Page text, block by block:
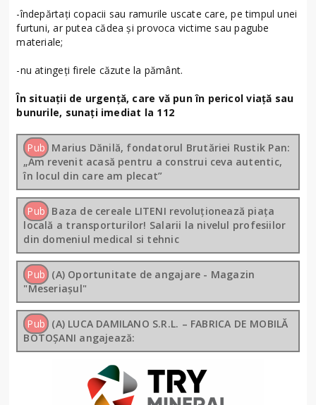
-îndepărtați copacii sau ramurile uscate care, pe timpul unei
furtuni, ar putea cădea şi provoca victime sau pagube
materiale;
-nu atingeți firele căzute la pământ.
În situații de urgență, care vă pun în pericol viață sau
bunurile, sunați imediat la 112
Pub Marius Dănilă, fondatorul Brutăriei Rustik Pan:
„Am revenit acasă pentru a construi ceva autentic,
în locul din care am plecat”
Pub Baza de cereale LITENI revoluționează piața
locală a transporturilor! Salarii la nivelul profesiilor
din domeniul medical si tehnic
Pub (A) Oportunitate de angajare - Magazin
"Meseriașul"
Pub (A) LUCA DAMILANO S.R.L. – FABRICA DE MOBILĂ
BOTOȘANI angajează: